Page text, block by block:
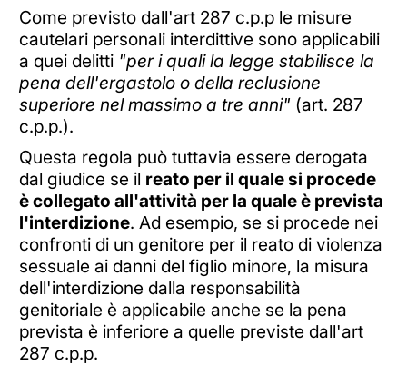
Come previsto dall'art 287 c.p.p le misure
cautelari personali interdittive sono applicabili
a quei delitti "per i quali la legge stabilisce la
pena dell'ergastolo o della reclusione
superiore nel massimo a tre anni" (art. 287
c.p.p.).
Questa regola può tuttavia essere derogata
dal giudice se il reato per il quale si procede
è collegato all'attività per la quale è prevista
l'interdizione. Ad esempio, se si procede nei
confronti di un genitore per il reato di violenza
sessuale ai danni del figlio minore, la misura
dell'interdizione dalla responsabilità
genitoriale è applicabile anche se la pena
prevista è inferiore a quelle previste dall'art
287 c.p.p.